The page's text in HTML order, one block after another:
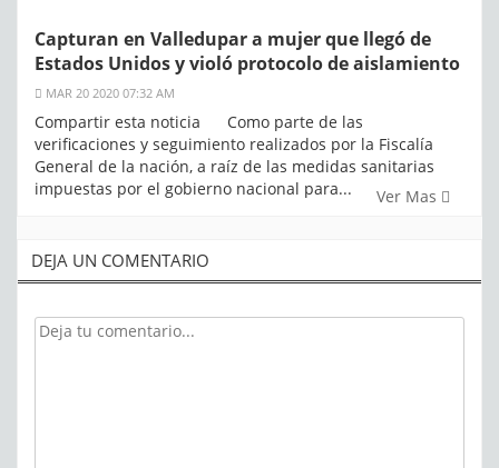
Capturan en Valledupar a mujer que llegó de
Estados Unidos y violó protocolo de aislamiento
MAR 20 2020 07:32 AM
Compartir esta noticia Como parte de las
verificaciones y seguimiento realizados por la Fiscalía
General de la nación, a raíz de las medidas sanitarias
impuestas por el gobierno nacional para...
Ver Mas
DEJA UN COMENTARIO